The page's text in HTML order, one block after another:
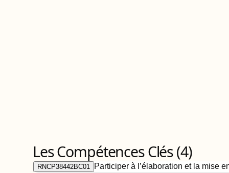
Les Compétences Clés (4)
RNCP38442BC01 Participer à l’élaboration et la mise